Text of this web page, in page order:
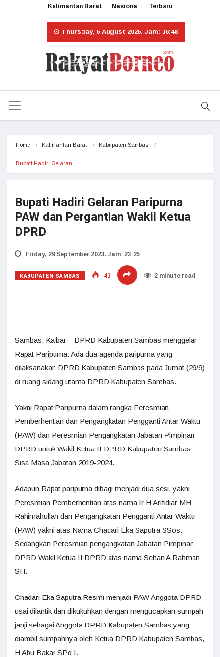
Kalimantan Barat Nasional Terbaru
Thursday, 6 August 2026. Jam: 16:48
Home Kalimantan Barat Kabupaten Sambas
Bupati Hadiri Gelaran…
Bupati Hadiri Gelaran Paripurna
PAW dan Pergantian Wakil Ketua
DPRD
Friday, 29 September 2023. Jam: 23:25
KABUPATEN SAMBAS 41 2 minute read
Sambas, Kalbar – DPRD Kabupaten Sambas menggelar
Rapat Paripurna. Ada dua agenda paripurna yang
dilaksanakan DPRD Kabupaten Sambas pada Jumat (29/9)
di ruang sidang utama DPRD Kabupaten Sambas.
Yakni Rapat Paripurna dalam rangka Peresmian
Pemberhentian dan Pengangkatan Pengganti Antar Waktu
(PAW) dan Peresmian Pengangkatan Jabatan Pimpinan
DPRD untuk Wakil Ketua II DPRD Kabupaten Sambas
Sisa Masa Jabatan 2019-2024.
Adapun Rapat paripurna dibagi menjadi dua sesi, yakni
Peresmian Pemberhentian atas nama Ir H Arifidiar MH
Rahimahullah dan Pengangkatan Pengganti Antar Waktu
(PAW) yakni atas Nama Chadari Eka Saputra SSos.
Sedangkan Peresmian pengangkatan Jabatan Pimpinan
DPRD Wakil Ketua II DPRD atas nama Sehan A Rahman
SH.
Chadari Eka Saputra Resmi menjadi PAW Anggota DPRD
usai dilantik dan dikukuhkan dengan mengucapkan sumpah
janji sebagai Anggota DPRD Kabupaten Sambas yang
diambil sumpahnya oleh Ketua DPRD Kabupaten Sambas,
H Abu Bakar SPd I.